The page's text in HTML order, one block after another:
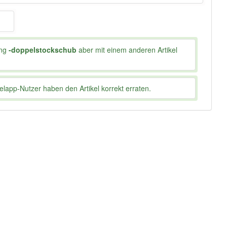
-doppelstockschub aber mit einem anderen Artikel
Nutzer haben den Artikel korrekt erraten.